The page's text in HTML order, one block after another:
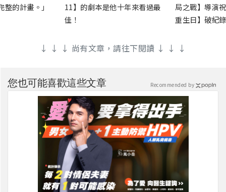
的計畫。」
11】的劇本是他十年來看過最
佳！
局之戰】導演
重生日】破紀
↓ ↓ ↓ 尚有文章，請往下閱讀 ↓ ↓ ↓
您也可能喜歡這些文章 Recommended by